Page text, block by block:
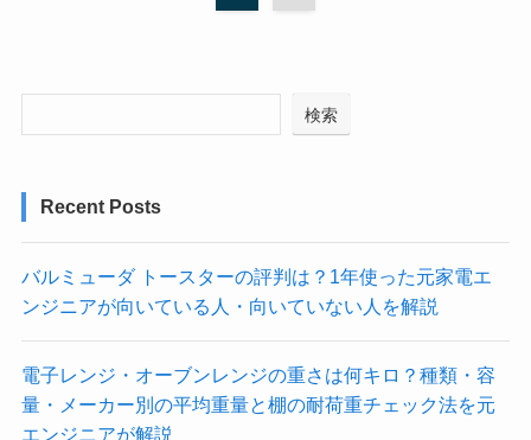
検索
Recent Posts
バルミューダ トースターの評判は？1年使った元家電エ
ンジニアが向いている人・向いていない人を解説
電子レンジ・オーブンレンジの重さは何キロ？種類・容
量・メーカー別の平均重量と棚の耐荷重チェック法を元
エンジニアが解説